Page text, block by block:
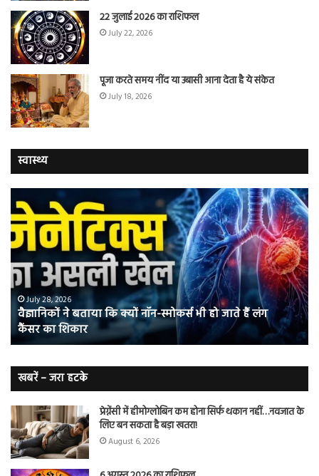
22 जुलाई 2026 का राशिफल
July 22, 2026
पूजा करते समय नींद या उबासी आना देता है ये संकेत
July 18, 2026
स्वास्थ्य
ने
बताया
कि
क्यों
नॉन-
स्मोकर्स
भी
जाते
हैं
कैंसर का
शिकार
July 28, 2026
वैज्ञानिकों ने बताया कि क्यों नॉन-स्मोकर्स भी हो जाते हैं लंग
कैंसर का शिकार
में
की
खबरें – जरा हटके
प्रेग्नेंसी में हीमोग्लोबिन कम होना सिर्फ थकान नहीं…नवजात के
लिए बन सकता है बड़ा खतरा!
August 6, 2026